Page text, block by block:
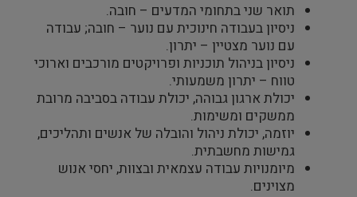
תואר שני בתחומי המדעים – חובה.
ניסיון בעבודה חינוכית עם נוער – חובה; עבודה
עם נוער מצטיין – יתרון.
ניסיון בניהול תוכניות ופרויקטים מורכבים וארוכי
טווח – יתרון משמעותי.
יכולת ארגון גבוהה, יכולת עבודה בסביבה מרובת
ממשקים ומשימות.
יוזמה, יכולת ניהול והובלה של אנשים ותהליכים,
גמישות מחשבתית.
מיומנויות עבודה עצמאית ובצוות, יחסי אנוש
מצוינים.